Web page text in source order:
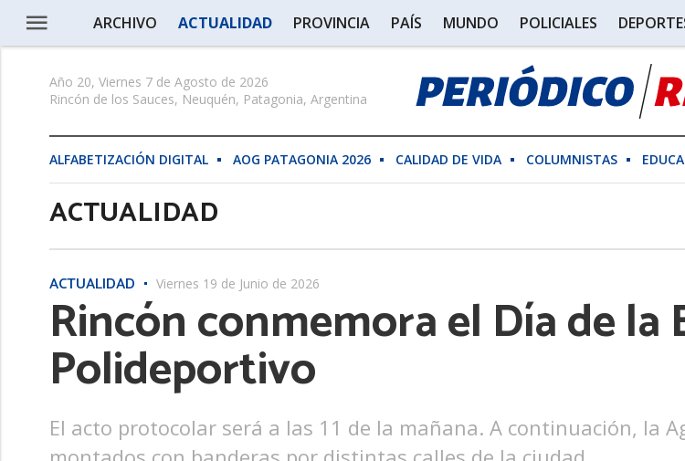
ARCHIVO ACTUALIDAD PROVINCIA PAÍS MUNDO POLICIALES
Año 20, Viernes 7 de Agosto de 2026
Rincón de los Sauces, Neuquén, Patagonia, Argentina
ALFABETIZACIÓN DIGITAL AOG PATAGONIA 2026 CALIDAD DE VIDA COLUMNISTAS
ACTUALIDAD
ACTUALIDAD Viernes 19 de Junio de 2026
Rincón conmemora el Día de la
Polideportivo
El acto protocolar será a las 11 de la mañana. A continuación, la